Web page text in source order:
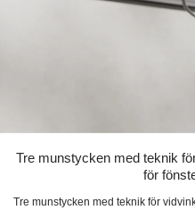
Tre munstycken med teknik
för
Tre munstycken med teknik för